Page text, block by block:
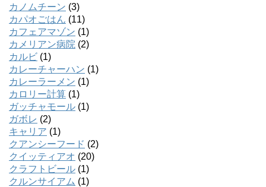
カノムチーン (3)
カパオごはん (11)
カフェアマゾン (1)
カメリアン病院 (2)
カルビ (1)
カレーチャーハン (1)
カレーラーメン (1)
カロリー計算 (1)
ガッチャモール (1)
ガボレ (2)
キャリア (1)
クアンシーフード (2)
クイッティアオ (20)
クラフトビール (1)
クルンサイアム (1)